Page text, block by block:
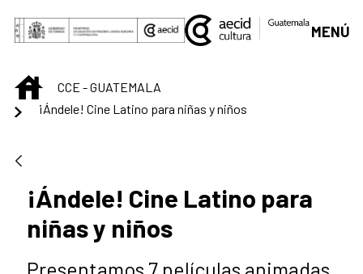
Saltar al contenido principal
MENÚ
INICIOCCE - GUATEMALA
¡Ándele! Cine Latino para niñas y niños
¡Ándele! Cine Latino para
niñas y niños